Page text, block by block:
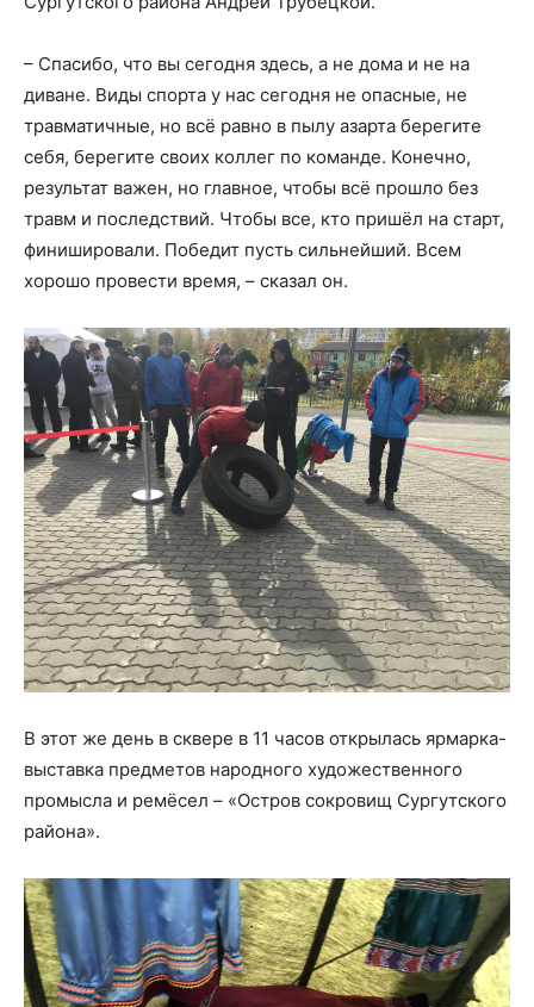
– Спасибо, что вы сегодня здесь, а не дома и не на
диване. Виды спорта у нас сегодня не опасные, не
травматичные, но всё равно в пылу азарта берегите
себя, берегите своих коллег по команде. Конечно,
результат важен, но главное, чтобы всё прошло без
травм и последствий. Чтобы все, кто пришёл на старт,
финишировали. Победит пусть сильнейший. Всем
хорошо провести время, – сказал он.
В этот же день в сквере в 11 часов открылась ярмарка-
выставка предметов народного художественного
промысла и ремёсел – «Остров сокровищ Сургутского
района».